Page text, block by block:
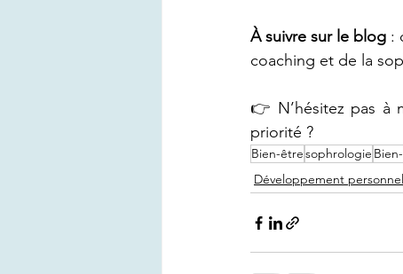
À suivre sur le blog :
coaching et de la
👉 N’hésitez pas à
priorité ?
Bien-êtresophrologie
Développement personnel